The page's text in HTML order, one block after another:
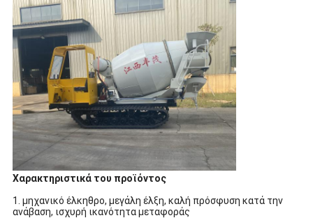
Χαρακτηριστικά του προϊόντος
1. μηχανικό έλκηθρο, μεγάλη έλξη, καλή πρόσφυση κατά την
ανάβαση, ισχυρή ικανότητα μεταφοράς